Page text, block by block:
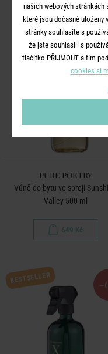
PURE POETRY
Vůně do bytu ve spreji
Valley 500 ml
649 Kč
BESTSELLER -
našich webových
které jsou dočasně
stránky souhlasíte s
že jste souhlasili s
tlačítko PŘIJMOUT a tím
cookies si